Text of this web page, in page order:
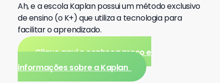
Ah, e a escola Kaplan possui um método exclusivo
de ensino (o K+) que utiliza a tecnologia para
facilitar o aprendizado.
Clique aqui e conheça preço e
informações sobre a Kaplan